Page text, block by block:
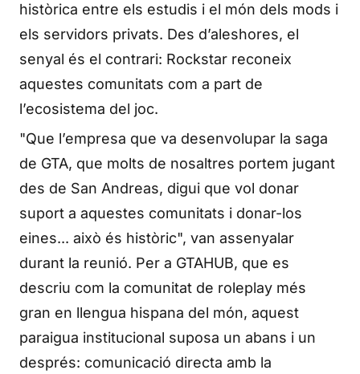
històrica entre els estudis i el món dels mods i
els servidors privats. Des d’aleshores, el
senyal és el contrari: Rockstar reconeix
aquestes comunitats com a part de
l’ecosistema del joc.
"Que l’empresa que va desenvolupar la saga
de GTA, que molts de nosaltres portem jugant
des de San Andreas, digui que vol donar
suport a aquestes comunitats i donar-los
eines... això és històric", van assenyalar
durant la reunió. Per a GTAHUB, que es
descriu com la comunitat de roleplay més
gran en llengua hispana del món, aquest
paraigua institucional suposa un abans i un
després: comunicació directa amb la